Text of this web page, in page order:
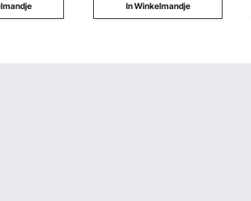
In Winkelmandje